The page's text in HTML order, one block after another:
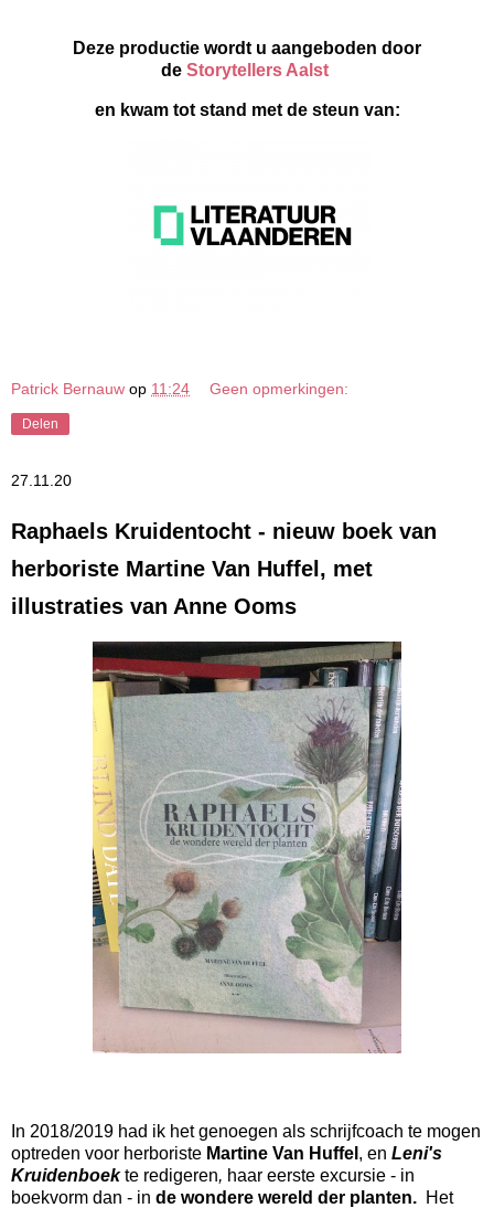
Deze productie wordt u aangeboden door
de Storytellers Aalst
en kwam tot stand met de steun van:
Patrick Bernauw op 11:24 Geen opmerkingen:
Delen
27.11.20
Raphaels Kruidentocht - nieuw boek van
herboriste Martine Van Huffel, met
illustraties van Anne Ooms
In 2018/2019 had ik het genoegen als schrijfcoach te mogen
optreden voor herboriste Martine Van Huffel , en Leni's
Kruidenboekte redigeren, haar eerste excursie - in
boekvorm dan - in de wondere wereld der planten. Het